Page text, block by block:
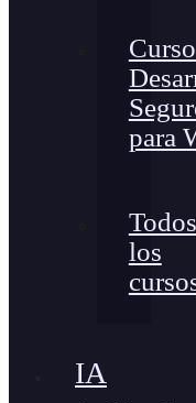
para
Todos
los
IA